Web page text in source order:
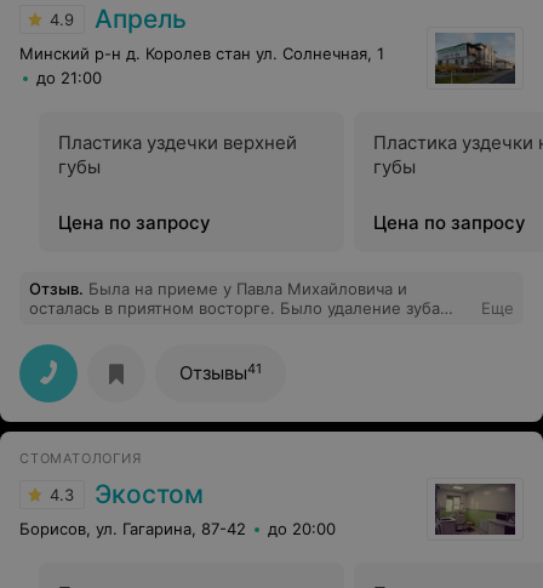
4.9 Апрель
Минский р-н д. Королев стан ул. Солнечная, 1
до 21:00
Пластика уздечки верхней
губы
Цена по запросу
Пластика
губы
Цена по запросу
Отзыв. Была на приеме у Павла Михайловича и
осталась в приятном восторге. Было удаление зуба
бережное отношение и комфортная обстановка - а
поскольку я панически боюсь стоматологии в целом,
то для меня это определяющий фактор при выборе
специалистов в области стоматологии. В общем, все
прошло на "ура", всем, кто так же, как и я, от слово
РЕКОМЕНДУЮ, после посещения данного Врача с
большой буквы ваши страхи развеятся.
Еще
Отзывы41
СТОМАТОЛОГИЯ
4.3 Экостом
Борисов, ул. Гагарина, 87-42 до 20:00